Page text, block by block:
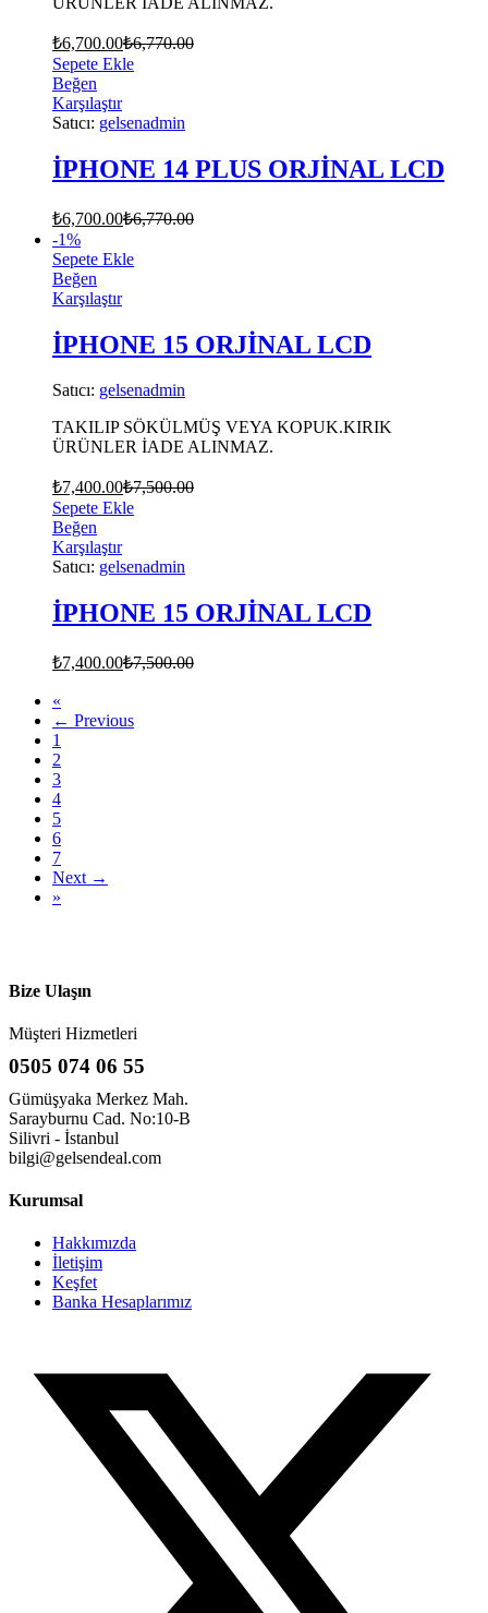
₺6,700.00₺6,770.00
Sepete Ekle
Beğen
Karşılaştır
Satıcı: gelsenadmin
İPHONE 14 PLUS ORJİNAL LCD
₺6,700.00₺6,770.00
-1%
Sepete Ekle
Beğen
Karşılaştır
İPHONE 15 ORJİNAL LCD
Satıcı: gelsenadmin
TAKILIP SÖKÜLMÜŞ VEYA KOPUK.KIRIK
ÜRÜNLER İADE ALINMAZ.
₺7,400.00₺7,500.00
Sepete Ekle
Beğen
Karşılaştır
Satıcı: gelsenadmin
İPHONE 15 ORJİNAL LCD
₺7,400.00₺7,500.00
«
← Previous
1
2
3
4
5
6
7
Next →
»
Bize Ulaşın
Müşteri Hizmetleri
0505 074 06 55
Gümüşyaka Merkez Mah.
Sarayburnu Cad. No:10-B
Silivri - İstanbul
bilgi@gelsendeal.com
Kurumsal
Hakkımızda
İletişim
Keşfet
Banka Hesaplarımız